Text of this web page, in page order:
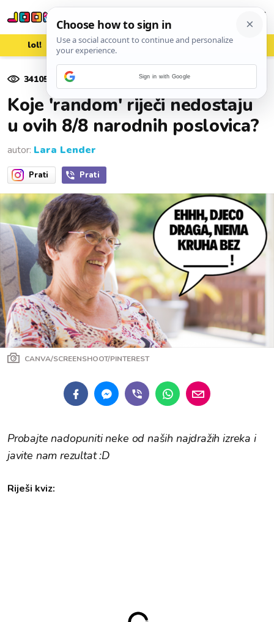
lol! aww vrh! woot?!
34105 pregleda
Koje 'random' riječi nedostaju
u ovih 8/8 narodnih poslovica?
autor: Lara Lender
Prati Prati
CANVA/SCREENSHOOT/PINTEREST
Probajte nadopuniti neke od naših najdražih izreka i
javite nam rezultat :D
Riješi kviz:
Sign in with Google